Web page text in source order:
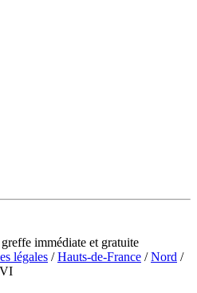
immédiate et gratuite
légales /Hauts-de-France /Nord /